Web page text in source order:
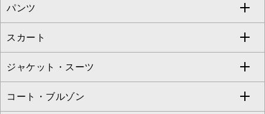
カットソー・Tシャツ
ブラウス・シャツ
ニット・セーター
カーディガン
すべてのワンピース・ドレス
ワンピース
ドレス
チュニック
パンツ
すべてのパンツ
フルレングスパンツ
クロップド・半端丈パンツ
スカート
すべてのスカート
ロング・マキシ丈スカート
ジャケット・スーツ
すべてのジャケット・スーツ
コート・ブルゾン